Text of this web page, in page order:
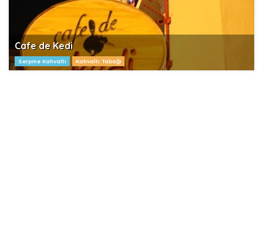
Cafe de Kedi
Serpme Kahvaltı Kahvaltı Tabağı